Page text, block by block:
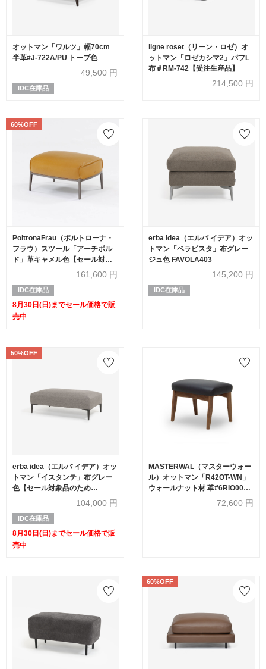
オットマン「ワルツ」幅70cm
半革#J-722A/PU トープ色
49,500 円
IDC在庫品
ligne roset（リーン・ロゼ）オ
ットマン「ロゼカシマ2」パフL
布＃RM-742【受注生産品】
214,500 円
60%OFF
PoltronaFrau（ポルトローナ・
フラウ）スツール「アーチボル
ド」革キャメル色【セール対象
161,600 円
IDC在庫品
8月30日(日)までセール価格で販
売中
erba idea（エルバ イデア）オッ
トマン「ベラビスタ」布グレー
ジュ色 FAVOLA403
145,200 円
IDC在庫品
50%OFF
erba idea（エルバ イデア）オッ
トマン「イスタンテ」布グレー
色【セール対象品のため
104,000 円
IDC在庫品
8月30日(日)までセール価格で販
売中
MASTERWAL（マスターウォー
ル）オットマン「R42OT-WN」
ウォールナット材 革#6RIO0015
ブラック【受注生産品】72,600 円
60%OFF